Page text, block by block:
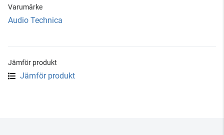
Varumärke
Audio Technica
Jämför produkt
Jämför produkt